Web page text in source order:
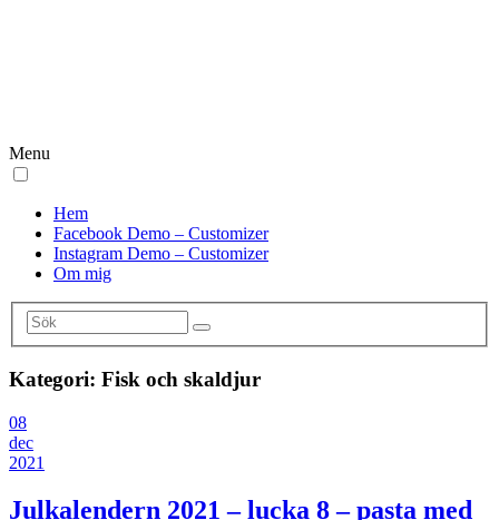
Menu
Hem
Facebook Demo – Customizer
Instagram Demo – Customizer
Om mig
Kategori: Fisk och skaldjur
08
dec
2021
Julkalendern 2021 – lucka 8 – pasta med